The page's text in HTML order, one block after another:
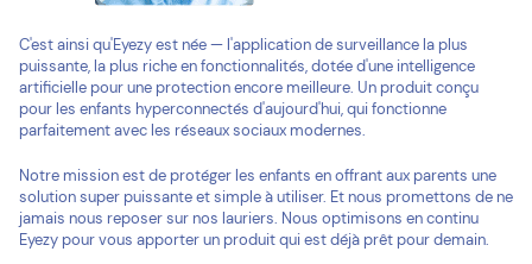
C'est ainsi qu'Eyezy est née — l'application de surveillance la plus
puissante, la plus riche en fonctionnalités, dotée d'une intelligence
artificielle pour une protection encore meilleure. Un produit conçu
pour les enfants hyperconnectés d'aujourd'hui, qui fonctionne
parfaitement avec les réseaux sociaux modernes.
Notre mission est de protéger les enfants en offrant aux parents une
solution super puissante et simple à utiliser. Et nous promettons de ne
jamais nous reposer sur nos lauriers. Nous optimisons en continu
Eyezy pour vous apporter un produit qui est déjà prêt pour demain.